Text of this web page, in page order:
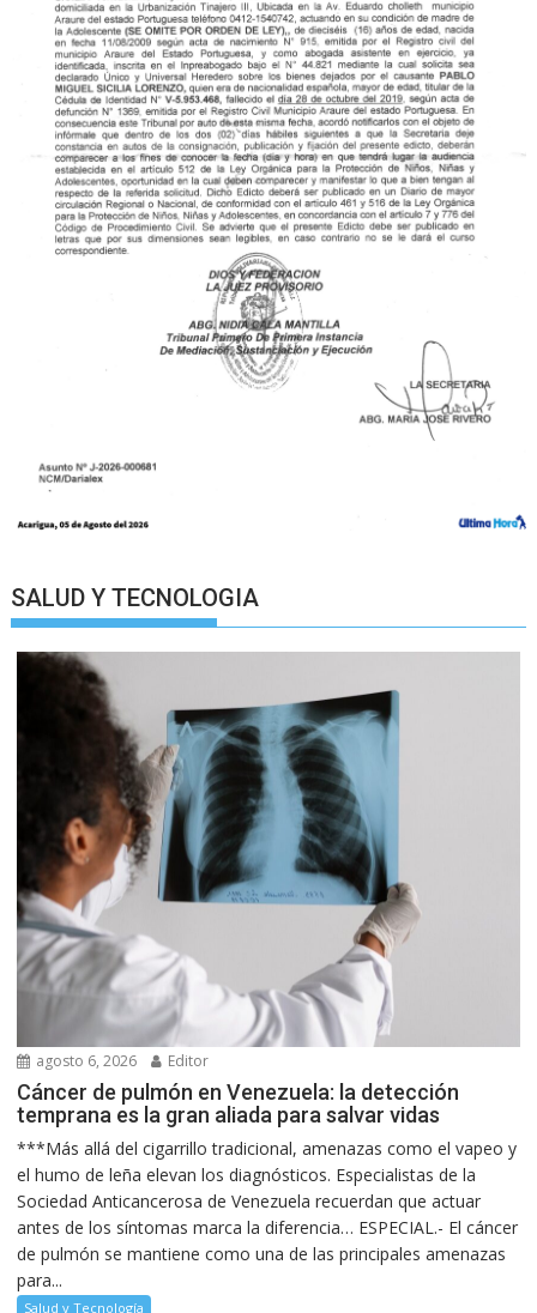
SALUD Y TECNOLOGIA
agosto 6, 2026 Editor
Cáncer de pulmón en Venezuela: la detección
temprana es la gran aliada para salvar vidas
***Más allá del cigarrillo tradicional, amenazas como el vapeo y
el humo de leña elevan los diagnósticos. Especialistas de la
Sociedad Anticancerosa de Venezuela recuerdan que actuar
antes de los síntomas marca la diferencia… ESPECIAL.- El cáncer
de pulmón se mantiene como una de las principales amenazas
para...
Salud y Tecnología